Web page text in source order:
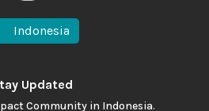
Indonesia
Updated
Community in Indonesia.